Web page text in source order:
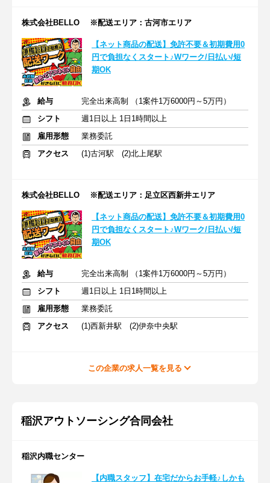
株式会社BELLO ※配送エリア：古河市エリア
【ネット商品の配送】免許不要＆初期費用0
円で負担なくスタート♪Wワーク/日払い/短
期OK
給与
完全出来高制 （1案件1万6000円～5万円）
シフト
週1日以上 1日1時間以上
雇用形態
業務委託
アクセス
(1)古河駅 (2)北上尾駅
株式会社BELLO ※配送エリア：足立区西新井エリア
【ネット商品の配送】免許不要＆初期費用0
円で負担なくスタート♪Wワーク/日払い/短
期OK
給与
完全出来高制 （1案件1万6000円～5万円）
シフト
週1日以上 1日1時間以上
雇用形態
業務委託
アクセス
(1)西新井駅 (2)伊奈中央駅
この企業の求人一覧を見る
稲沢アウトソーシング合同会社
稲沢内職センター
【内職スタッフ】在宅だからお手軽♪しかも